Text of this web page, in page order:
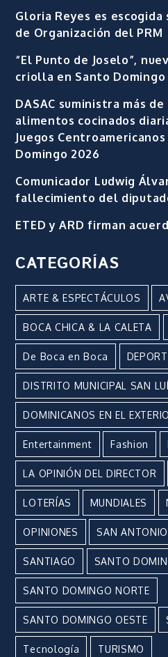
Gloria Reyes es
de Organización del PRM
“El Punto de Joselo”,
criolla en Santo Domingo
DASAC suministra más
alimentos cocinados
Juegos
Domingo 2026
Comunicador Ludwig
fallecimiento del
ETED y ARD firman
CATEGORÍAS
ARTE & ESPECTÁCULOS
BOCA CHICA & LA CALETA
De Boca en Boca
DISTRITO MUNICIPAL SAN
DOMINICANOS EN EL
Entertainment Fashion
LA OPINIÓN DEL DIRECTOR
LOTERÍAS MUNDIALES
OPINIONES SAN
SANTIAGO SANTO
SANTO DOMINGO NORTE
SANTO DOMINGO OESTE
Tecnología TURISMO